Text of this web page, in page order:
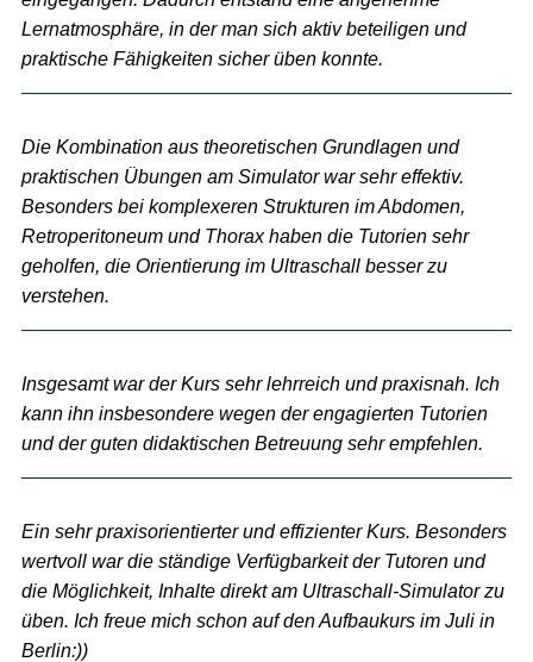
Lernatmosphäre, in der man sich aktiv beteiligen und
praktische Fähigkeiten sicher üben konnte.
Die Kombination aus theoretischen Grundlagen und
praktischen Übungen am Simulator war sehr effektiv.
Besonders bei komplexeren Strukturen im Abdomen,
Retroperitoneum und Thorax haben die Tutorien sehr
geholfen, die Orientierung im Ultraschall besser zu
verstehen.
Insgesamt war der Kurs sehr lehrreich und praxisnah. Ich
kann ihn insbesondere wegen der engagierten Tutorien
und der guten didaktischen Betreuung sehr empfehlen.
Ein sehr praxisorientierter und effizienter Kurs. Besonders
wertvoll war die ständige Verfügbarkeit der Tutoren und
die Möglichkeit, Inhalte direkt am Ultraschall-Simulator zu
üben. Ich freue mich schon auf den Aufbaukurs im Juli in
Berlin:))